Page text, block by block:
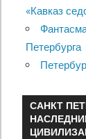
«Кавказ
Петербурга
САНКТ